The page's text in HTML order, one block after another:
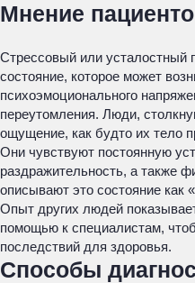
Мнение
Стрессовый или усталостный
состояние, которое может
психоэмоционального
переутомления. Люди,
ощущение, как будто их тело
Они чувствуют постоянную
раздражительность, а также
описывают это состояние как
Опыт других людей
помощью к специалистам,
последствий для здоровья.
Способы